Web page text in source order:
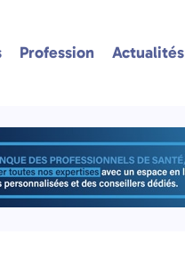
Profession Actualités